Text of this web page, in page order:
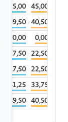
55,00 45,00
49,50
40,50
0,00
0,00
27,50
22,50
27,50
22,50
41,25
33,75
49,50 40,50